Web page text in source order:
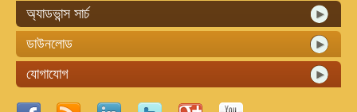
অ্যাডভান্স সার্চ
ডাউনলোড
যোগাযোগ